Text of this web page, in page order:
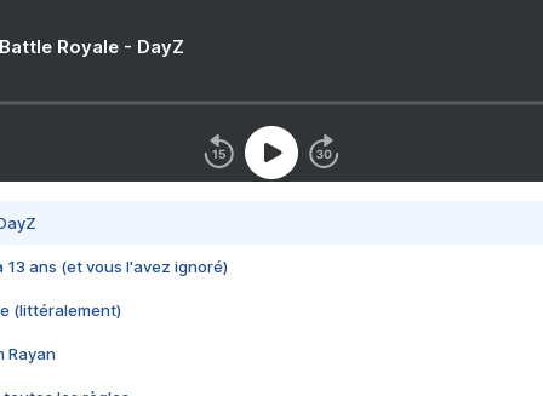
Royale - DayZ
13 ans (et vous l'avez ignoré)
(littéralement)
Rayan